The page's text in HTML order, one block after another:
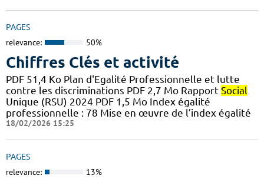
PAGES
relevance: 50%
Chiffres Clés et activité
PDF 51,4 Ko Plan d'Egalité Professionnelle et lutte
contre les discriminations PDF 2,7 Mo Rapport Social
Unique (RSU) 2024 PDF 1,5 Mo Index égalité
professionnelle : 78 Mise en œuvre de l’index égalité
18/02/2026 15:25
PAGES
relevance: 13%